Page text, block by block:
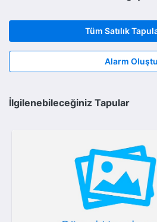
Tüm Satılık
Alarm
İlgilenebileceğiniz Tapular